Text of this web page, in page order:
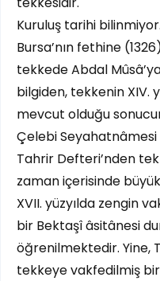
Kuruluş tarihi
Bursa’nın fethine
tekkede Abdal
bilgiden, tekkenin XIV.
mevcut olduğu
Çelebi Seyahatnâmesi
Tahrir Defteri’nden
zaman içerisinde
XVII. yüzyılda zengin
bir Bektaşî âsitânesi
öğrenilmektedir. Yine,
tekkeye vakfedilmiş